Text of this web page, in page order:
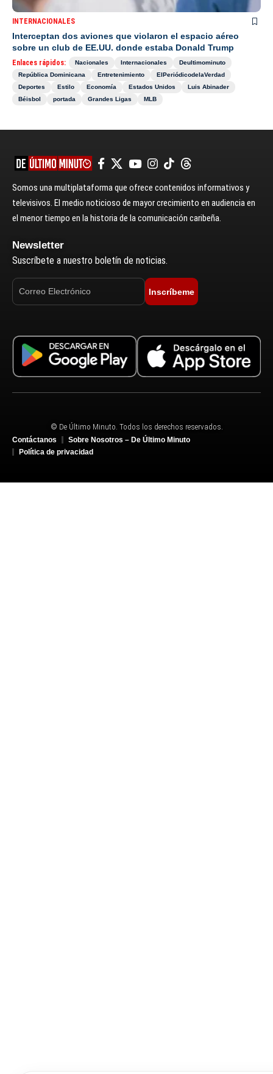
INTERNACIONALES
Interceptan dos aviones que violaron el espacio aéreo
sobre un club de EE.UU. donde estaba Donald Trump
Enlaces rápidos: Nacionales Internacionales
Deultimominuto
República Dominicana
Entretenimiento
ElPeriódicodelaVerdad
Deportes
Estilo Economía Estados Unidos
Luis Abinader
Béisbol
portada Grandes Ligas MLB
Somos una multiplataforma que ofrece contenidos informativos y
televisivos. El medio noticioso de mayor crecimiento en audiencia en
el menor tiempo en la historia de la comunicación caribeña.
Newsletter
Suscríbete a nuestro boletín de noticias.
Inscríbeme
© De Último Minuto. Todos los derechos reservados.
Contáctanos
Sobre Nosotros – De Último Minuto
Política de privacidad